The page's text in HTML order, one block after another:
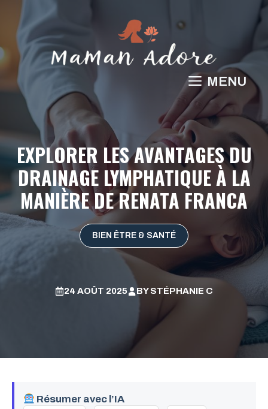
contenu
MENU
EXPLORER LES AVANTAGES DU
DRAINAGE LYMPHATIQUE À LA
MANIÈRE DE RENATA FRANCA
BIEN ÊTRE & SANTÉ
24 AOÛT 2025 BYSTÉPHANIE C
Résumer avec l’IA